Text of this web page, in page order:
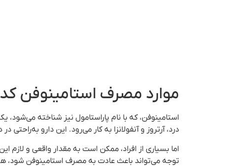
موارد مصرف استامینوفن
استامینوفن، که با نام پاراستامول نیز شناخته
درد، آرتروز و آنفولانزا به کار می‌رود. این دارو
اما بسیاری از افراد، ممکن است به مقدار واقعی و لازم
توجه می‌تواند باعث عادت به مصرف استامینوفن شود،